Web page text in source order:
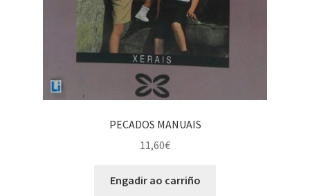
PECADOS MANUAIS
11,60€
Engadir ao carriño